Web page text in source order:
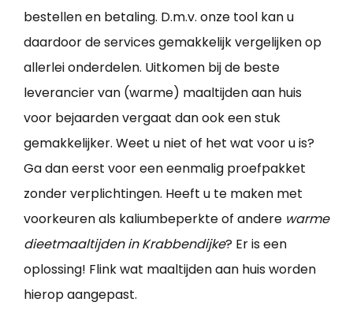
bestellen en betaling. D.m.v. onze tool kan u
daardoor de services gemakkelijk vergelijken op
allerlei onderdelen. Uitkomen bij de beste
leverancier van (warme) maaltijden aan huis
voor bejaarden vergaat dan ook een stuk
gemakkelijker. Weet u niet of het wat voor u is?
Ga dan eerst voor een eenmalig proefpakket
zonder verplichtingen. Heeft u te maken met
voorkeuren als kaliumbeperkte of andere warme
dieetmaaltijden in Krabbendijke? Er is een
oplossing! Flink wat maaltijden aan huis worden
hierop aangepast.